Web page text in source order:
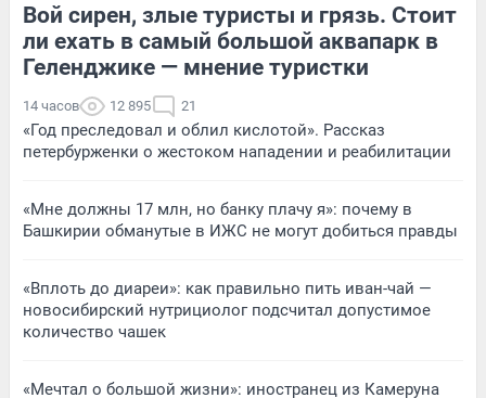
Вой сирен, злые туристы и грязь. Стоит
ли ехать в самый большой аквапарк в
Геленджике — мнение туристки
14 часов 12 895 21
«Год преследовал и облил кислотой». Рассказ
петербурженки о жестоком нападении и реабилитации
«Мне должны 17 млн, но банку плачу я»: почему в
Башкирии обманутые в ИЖС не могут добиться правды
«Вплоть до диареи»: как правильно пить иван-чай —
новосибирский нутрициолог подсчитал допустимое
количество чашек
«Мечтал о большой жизни»: иностранец из Камеруна